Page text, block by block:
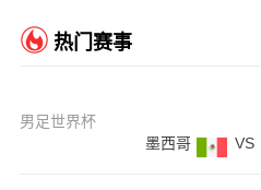
热门赛事
男足世界杯
墨西哥
VS